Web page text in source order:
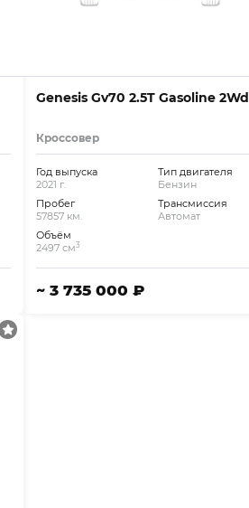
Genesis Gv70 2.5T Gasoline 2Wd
Кроссовер
Год выпуска
2021 г.
Пробег
57857 км.
Объём
2497 см3
Тип двигателя
Бензин
Трансмиссия
Автомат
~ 3 735 000 ₽